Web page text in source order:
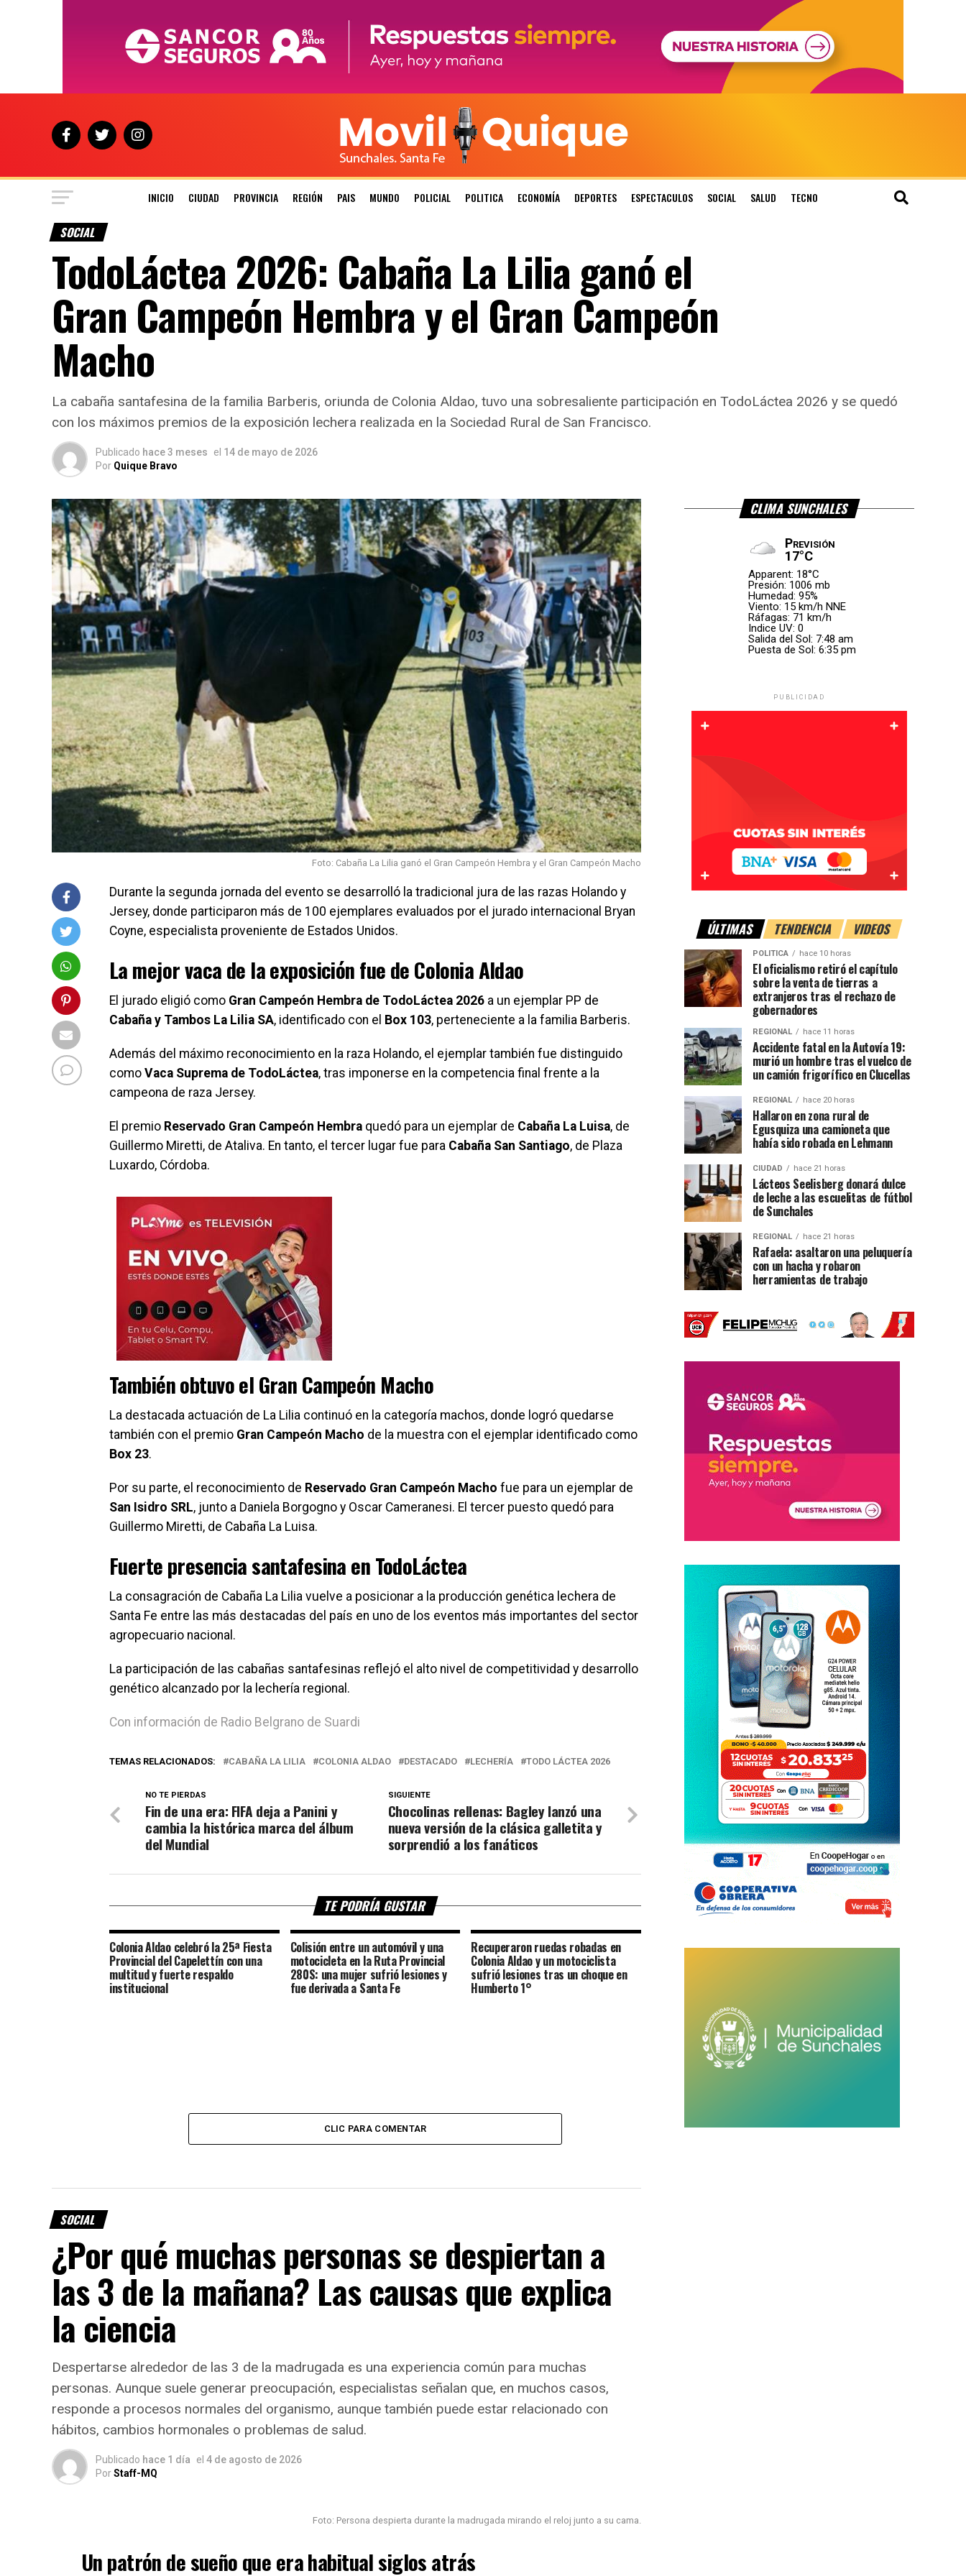
INICIO CIUDAD PROVINCIA REGIÓN PAIS MUNDO POLICIAL POLITICA ECONOMÍA DEPORTES ESPECTACULOS SOCIAL SALUD TECNO
SOCIAL
TodoLáctea 2026: Cabaña La Lilia ganó el
Gran Campeón Hembra y el Gran Campeón
Macho
La cabaña santafesina de la familia Barberis, oriunda de Colonia Aldao, tuvo una sobresaliente participación en TodoLáctea 2026 y se quedó
con los máximos premios de la exposición lechera realizada en la Sociedad Rural de San Francisco.
Publicado hace 3 meses el 14 de mayo de 2026
Por Quique Bravo
Foto: Cabaña La Lilia ganó el Gran Campeón Hembra y el Gran Campeón Macho
Durante la segunda jornada del evento se desarrolló la tradicional jura de las razas Holando y
Jersey, donde participaron más de 100 ejemplares evaluados por el jurado internacional Bryan
Coyne, especialista proveniente de Estados Unidos.
La mejor vaca de la exposición fue de Colonia Aldao
El jurado eligió como Gran Campeón Hembra de TodoLáctea 2026 a un ejemplar PP de
Cabaña y Tambos La Lilia SA, identificado con el Box 103, perteneciente a la familia Barberis.
Además del máximo reconocimiento en la raza Holando, el ejemplar también fue distinguido
como Vaca Suprema de TodoLáctea, tras imponerse en la competencia final frente a la
campeona de raza Jersey.
El premio Reservado Gran Campeón Hembra quedó para un ejemplar de Cabaña La Luisa, de
Guillermo Miretti, de Ataliva. En tanto, el tercer lugar fue para Cabaña San Santiago, de Plaza
Luxardo, Córdoba.
También obtuvo el Gran Campeón Macho
La destacada actuación de La Lilia continuó en la categoría machos, donde logró quedarse
también con el premio Gran Campeón Macho de la muestra con el ejemplar identificado como
Box 23.
Por su parte, el reconocimiento de Reservado Gran Campeón Macho fue para un ejemplar de
San Isidro SRL, junto a Daniela Borgogno y Oscar Cameranesi. El tercer puesto quedó para
Guillermo Miretti, de Cabaña La Luisa.
Fuerte presencia santafesina en TodoLáctea
La consagración de Cabaña La Lilia vuelve a posicionar a la producción genética lechera de
Santa Fe entre las más destacadas del país en uno de los eventos más importantes del sector
agropecuario nacional.
La participación de las cabañas santafesinas reflejó el alto nivel de competitividad y desarrollo
genético alcanzado por la lechería regional.
Con información de Radio Belgrano de Suardi
TEMAS RELACIONADOS: CABAÑA LA LILIA COLONIA ALDAO DESTACADO LECHERÍA TODO LÁCTEA 2026
SIGUIENTE
Chocolinas rellenas: Bagley lanzó una
nueva versión de la clásica galletita y
sorprendió a los fanáticos
NO TE PIERDAS
Fin de una era: FIFA deja a Panini y
cambia la histórica marca del álbum
del Mundial
TE PODRÍA GUSTAR
Colonia Aldao celebró la 25ª Fiesta
Provincial del Capelettín con una
multitud y fuerte respaldo
institucional
Colisión entre un automóvil y una
motocicleta en la Ruta Provincial
280S: una mujer sufrió lesiones y
fue derivada a Santa Fe
Recuperaron ruedas robadas en
Colonia Aldao y un motociclista
sufrió lesiones tras un choque en
Humberto 1°
CLIC PARA COMENTAR
SOCIAL
¿Por qué muchas personas se despiertan a
las 3 de la mañana? Las causas que explica
la ciencia
Despertarse alrededor de las 3 de la madrugada es una experiencia común para muchas
personas. Aunque suele generar preocupación, especialistas señalan que, en muchos casos,
responde a procesos normales del organismo, aunque también puede estar relacionado con
hábitos, cambios hormonales o problemas de salud.
Publicado hace 1 día el 4 de agosto de 2026
PorStaff-MQ
Foto: Persona despierta durante la madrugada mirando el reloj junto a su cama.
Un patrón de sueño que era habitual siglos atrás
CLIMA SUNCHALES
Previsión
17°C
Apparent: 18°C
Presión: 1006 mb
Humedad: 95%
Viento: 15 km/h NNE
Ráfagas: 71 km/h
Indice UV: 0
Salida del Sol: 7:48 am
Puesta de Sol: 6:35 pm
PUBLICIDAD
ÚLTIMAS TENDENCIA VIDEOS
POLITICA hace 10 horas
El oficialismo retiró el capítulo
sobre la venta de tierras a
extranjeros tras el rechazo de
gobernadores
REGIONAL hace 11 horas
Accidente fatal en la Autovía 19:
murió un hombre tras el vuelco de
un camión frigorífico en Clucellas
REGIONAL hace 20 horas
Hallaron en zona rural de
Egusquiza una camioneta que
había sido robada en Lehmann
CIUDAD hace 21 horas
Lácteos Seelisberg donará dulce
de leche a las escuelitas de fútbol
de Sunchales
REGIONAL hace 21 horas
Rafaela: asaltaron una peluquería
con un hacha y robaron
herramientas de trabajo